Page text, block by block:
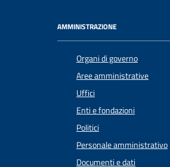
AMMINISTRAZIONE
Organi di governo
Aree amministrative
Uffici
Enti e fondazioni
Politici
Personale amministrativo
Documenti e dati